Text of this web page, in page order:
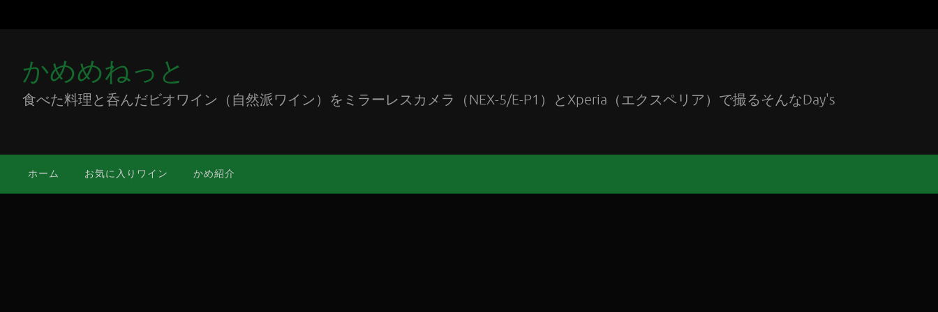
かめめねっと
食べた料理と呑んだビオワイン（自然派ワイン）をミラーレスカメラ（NEX-5/E-P1）とXperia（エクスペリア）で撮るそんなDay's
ホーム お気に入りワイン かめ紹介